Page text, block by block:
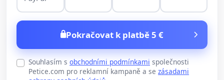
Pokračovat k platbě 5 €
Souhlasím s obchodními podmínkami společnosti
Petice.com pro reklamní kampaně a se zásadami